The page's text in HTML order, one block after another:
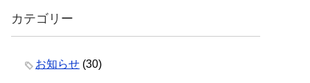
カテゴリー
お知らせ (30)